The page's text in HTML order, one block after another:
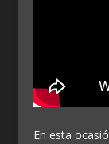
En esta